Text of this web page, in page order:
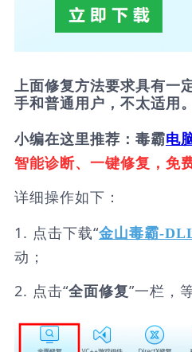
上面修复方法要求具有一
手和普通用户，不太适用。
小编在这里推荐：毒霸电
智能诊断、一键修复，免
详细操作如下：
1. 点击下载“金山毒霸-
动；
2. 点击“全面修复”一栏，